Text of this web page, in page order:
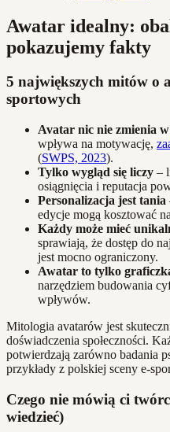
Awatar idealny:
pokazujemy fakty
5 największych mitów o
sportowych
Avatar nic nie zmienia
wpływa na motywację,
(SWPS, 2023).
Tylko wygląd się liczy –
osiągnięcia i reputacja
Personalizacja jest tania
edycje mogą kosztować
Każdy może mieć
sprawiają, że dostęp do
jest mocno ograniczony.
Awatar to tylko
narzędziem budowania
wpływów.
Mitologia avatarów jest
doświadczenia społeczności.
potwierdzają zarówno badania
przykłady z polskiej sceny e-
Czego nie mówią ci
wiedzieć)